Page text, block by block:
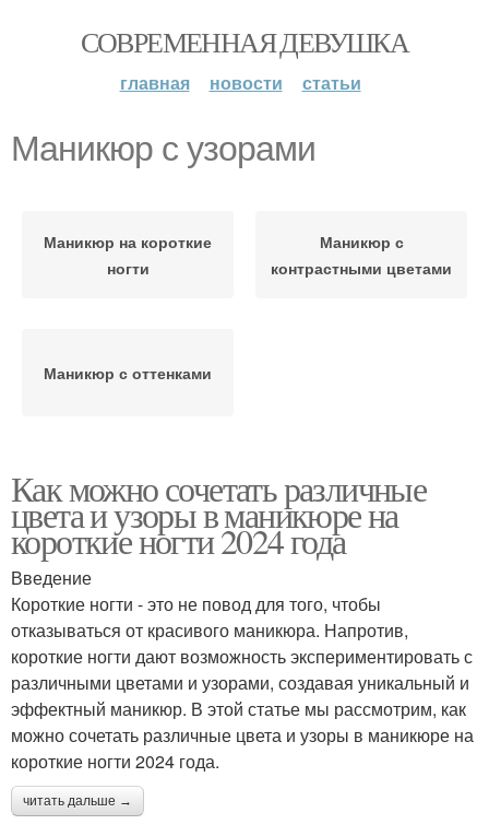
СОВРЕМЕННАЯ ДЕВУШКА
главная новости статьи
Маникюр с узорами
Маникюр на короткие
ногти
Маникюр с
контрастными цветами
Маникюр с оттенками
Как можно сочетать различные
цвета и узоры в маникюре на
короткие ногти 2024 года
Введение
Короткие ногти - это не повод для того, чтобы
отказываться от красивого маникюра. Напротив,
короткие ногти дают возможность экспериментировать с
различными цветами и узорами, создавая уникальный и
эффектный маникюр. В этой статье мы рассмотрим, как
можно сочетать различные цвета и узоры в маникюре на
короткие ногти 2024 года.
читать дальше →